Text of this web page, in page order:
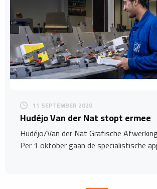
11 SEPTEMBER 2020
Hudéjo Van der Nat stopt ermee
Hudéjo/Van der Nat Grafische
Per 1 oktober gaan de specialistische